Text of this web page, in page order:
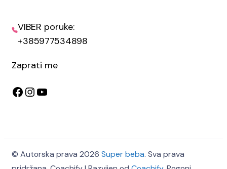
VIBER poruke:
+385977534898
Zaprati me
Facebook
Instagram
YouTube
© Autorska prava 2026 Super beba. Sva prava